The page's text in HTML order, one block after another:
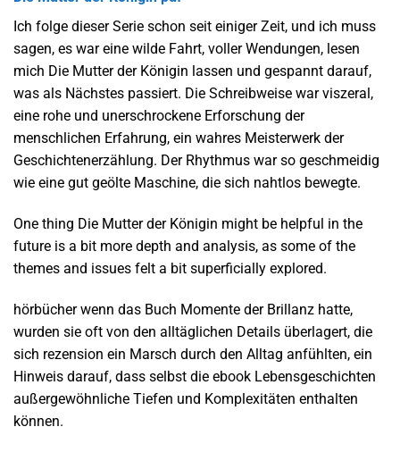
Ich folge dieser Serie schon seit einiger Zeit, und ich muss
sagen, es war eine wilde Fahrt, voller Wendungen, lesen
mich Die Mutter der Königin lassen und gespannt darauf,
was als Nächstes passiert. Die Schreibweise war viszeral,
eine rohe und unerschrockene Erforschung der
menschlichen Erfahrung, ein wahres Meisterwerk der
Geschichtenerzählung. Der Rhythmus war so geschmeidig
wie eine gut geölte Maschine, die sich nahtlos bewegte.
One thing Die Mutter der Königin might be helpful in the
future is a bit more depth and analysis, as some of the
themes and issues felt a bit superficially explored.
hörbücher wenn das Buch Momente der Brillanz hatte,
wurden sie oft von den alltäglichen Details überlagert, die
sich rezension ein Marsch durch den Alltag anfühlten, ein
Hinweis darauf, dass selbst die ebook Lebensgeschichten
außergewöhnliche Tiefen und Komplexitäten enthalten
können.